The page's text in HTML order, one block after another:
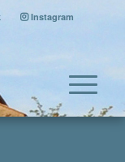
Instagram